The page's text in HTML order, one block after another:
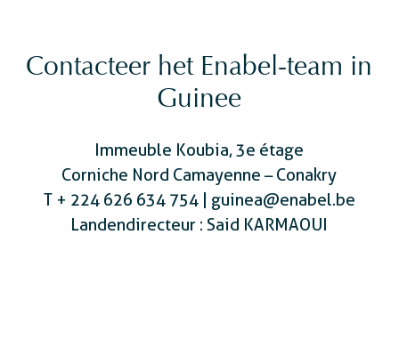
Contacteer het Enabel-team in
Guinee
Immeuble Koubia, 3e étage
Corniche Nord Camayenne –Conakry
T + 224 626 634 754 | guinea@enabel.be
Landendirecteur : Said KARMAOUI